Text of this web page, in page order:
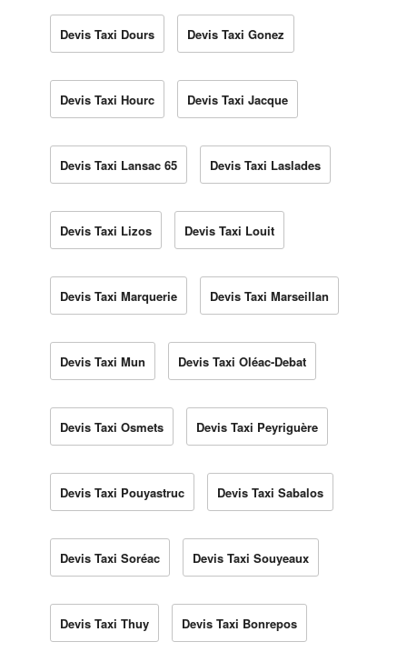
Devis Taxi Dours Devis Taxi Gonez
Devis Taxi Hourc Devis Taxi Jacque
Devis Taxi Lansac 65 Devis Taxi Laslades
Devis Taxi Lizos Devis Taxi Louit
Devis Taxi Marquerie Devis Taxi Marseillan
Devis Taxi Mun Devis Taxi Oléac-Debat
Devis Taxi Osmets Devis Taxi Peyriguère
Devis Taxi Pouyastruc Devis Taxi Sabalos
Devis Taxi Soréac Devis Taxi Souyeaux
Devis Taxi Thuy Devis Taxi Bonrepos